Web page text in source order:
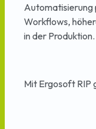
Automatisierung
Workflows,
in der Produktion.
Mit Ergosoft RIP